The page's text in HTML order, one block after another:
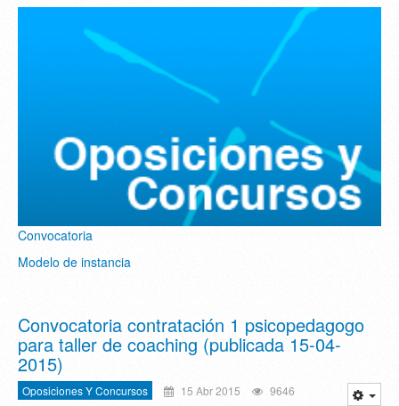
Convocatoria
Modelo de instancia
Convocatoria contratación 1 psicopedagogo
para taller de coaching (publicada 15-04-
2015)
Oposiciones Y Concursos 15 Abr 2015 9646